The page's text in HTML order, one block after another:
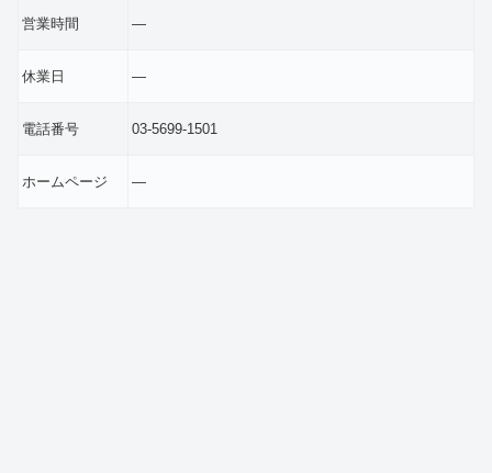
営業時間 ―
休業日 ―
電話番号 03-5699-1501
ホームページ ―